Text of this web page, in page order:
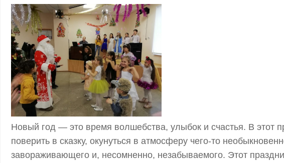
Новый год — это время волшебства, улыбок и счастья. В этот
поверить в сказку, окунуться в атмосферу чего-то
завораживающего и, несомненно, незабываемого. Этот